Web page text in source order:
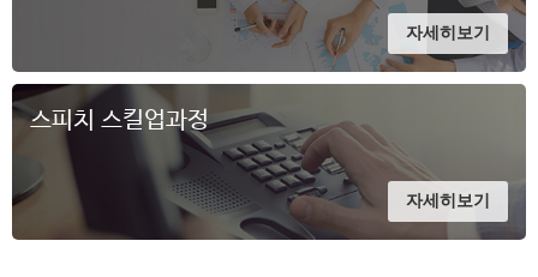
자세히보기
스피치 스킬업과정
자세히보기